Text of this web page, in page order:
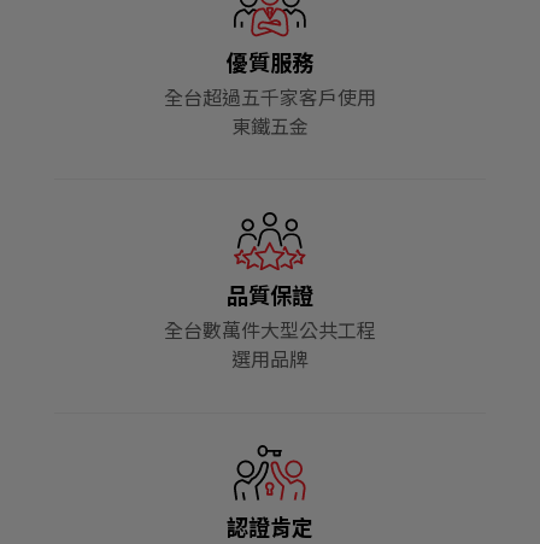
優質服務
全台超過五千家客戶使用
東鐵五金
品質保證
全台數萬件大型公共工程
選用品牌
認證肯定